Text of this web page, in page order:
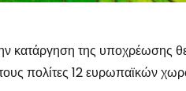
κατάργηση της υποχρέωσης
πολίτες 12 ευρωπαϊκών